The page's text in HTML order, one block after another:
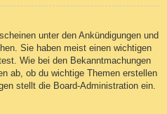
unter den Ankündigungen und
Sie haben meist einen wichtigen
Wie bei den Bekanntmachungen
ab, ob du wichtige Themen erstellen
stellt die Board-Administration ein.